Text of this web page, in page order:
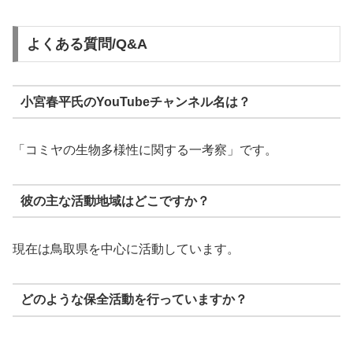
よくある質問/Q&A
小宮春平氏のYouTubeチャンネル名は？
「コミヤの生物多様性に関する一考察」です。
彼の主な活動地域はどこですか？
現在は鳥取県を中心に活動しています。
どのような保全活動を行っていますか？